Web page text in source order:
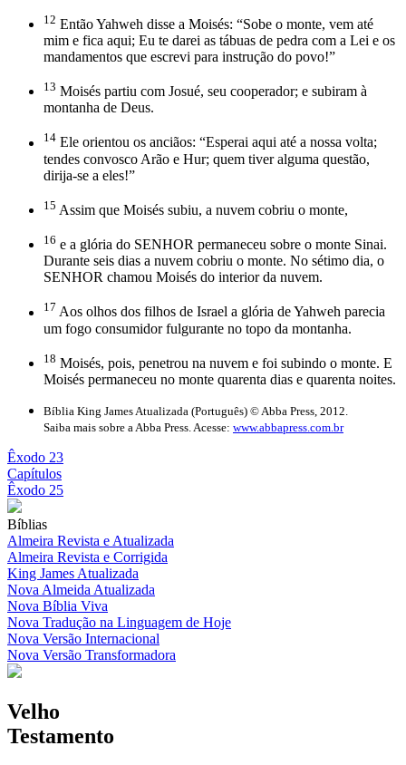
12 Então Yahweh disse a Moisés: “Sobe o monte, vem até
mim e fica aqui; Eu te darei as tábuas de pedra com a Lei e os
mandamentos que escrevi para instrução do povo!”
13 Moisés partiu com Josué, seu cooperador; e subiram à
montanha de Deus.
14 Ele orientou os anciãos: “Esperai aqui até a nossa volta;
tendes convosco Arão e Hur; quem tiver alguma questão,
dirija-se a eles!”
15 Assim que Moisés subiu, a nuvem cobriu o monte,
16 e a glória do SENHOR permaneceu sobre o monte Sinai.
Durante seis dias a nuvem cobriu o monte. No sétimo dia, o
SENHOR chamou Moisés do interior da nuvem.
17 Aos olhos dos filhos de Israel a glória de Yahweh parecia
um fogo consumidor fulgurante no topo da montanha.
18 Moisés, pois, penetrou na nuvem e foi subindo o monte. E
Moisés permaneceu no monte quarenta dias e quarenta noites.
Bíblia King James Atualizada (Português) © Abba Press, 2012.
Saiba mais sobre a Abba Press. Acesse: www.abbapress.com.br
Êxodo 23
Capítulos
Êxodo 25
Bíblias
Almeira Revista e Atualizada
Almeira Revista e Corrigida
King James Atualizada
Nova Almeida Atualizada
Nova Bíblia Viva
Nova Tradução na Linguagem de Hoje
Nova Versão Internacional
Nova Versão Transformadora
Velho
Testamento